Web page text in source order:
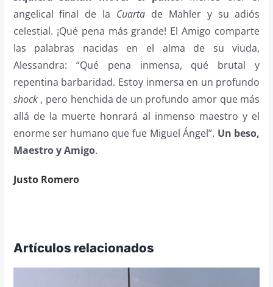
angelical final de la Cuarta de Mahler y su adiós
celestial. ¡Qué pena más grande! El Amigo comparte
las palabras nacidas en el alma de su viuda,
Alessandra: “Qué pena inmensa, qué brutal y
repentina barbaridad. Estoy inmersa en un profundo
shock, pero henchida de un profundo amor que más
allá de la muerte honrará al inmenso maestro y el
enorme ser humano que fue Miguel Ángel”. Un beso,
Maestro y Amigo.
Justo Romero
Artículos relacionados